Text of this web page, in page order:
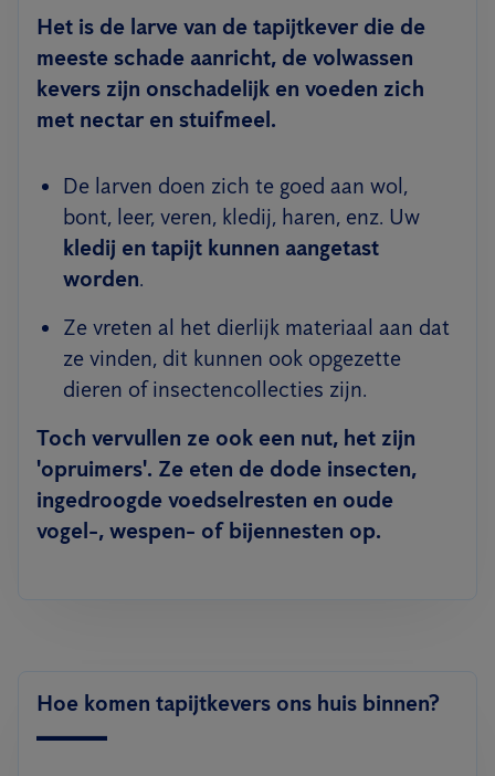
Het is de larve van de tapijtkever die de
meeste schade aanricht, de volwassen
kevers zijn onschadelijk en voeden zich
met nectar en stuifmeel.
De larven doen zich te goed aan wol,
bont, leer, veren, kledij, haren, enz. Uw
kledij en tapijt kunnen aangetast
worden.
Ze vreten al het dierlijk materiaal aan dat
ze vinden, dit kunnen ook opgezette
dieren of insectencollecties zijn.
Toch vervullen ze ook een nut, het zijn
'opruimers'. Ze eten de dode insecten,
ingedroogde voedselresten en oude
vogel-, wespen- of bijennesten op.
Hoe komen tapijtkevers ons huis binnen?